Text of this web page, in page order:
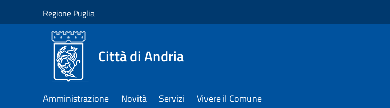
Regione Puglia
Città di Andria
Amministrazione Novità Servizi Vivere il Comune